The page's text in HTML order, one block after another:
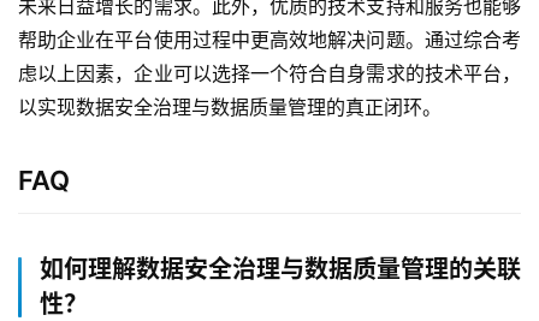
服
务
与
支
普
元
未来日益增长的需求。此外，优质的技术支持和服务也能够
帮助企业在平台使用过程中更高效地解决问题。通过综合考
虑以上因素，企业可以选择一个符合自身需求的技术平台，
以实现数据安全治理与数据质量管理的真正闭环。
FAQ
如何理解数据安全治理与数据质量管理的关联
性？